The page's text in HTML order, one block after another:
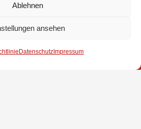
Ablehnen
ansehen
Datenschutz Impressum